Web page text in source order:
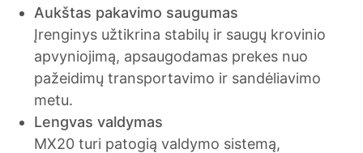
Aukštas pakavimo saugumas
Įrenginys užtikrina stabilų ir saugų krovinio
apvyniojimą, apsaugodamas prekes nuo
pažeidimų transportavimo ir sandėliavimo
metu.
Lengvas valdymas
MX20 turi patogią valdymo sistemą,